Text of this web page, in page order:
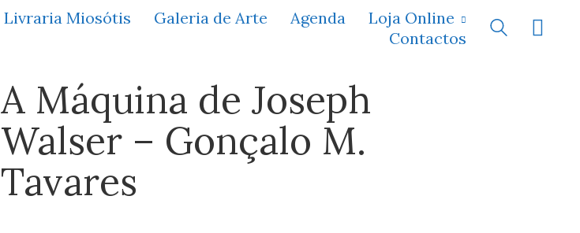
Livraria Miosótis Galeria de Arte Agenda
Loja Online
Contactos
A Máquina de Joseph
Walser – Gonçalo M.
Tavares